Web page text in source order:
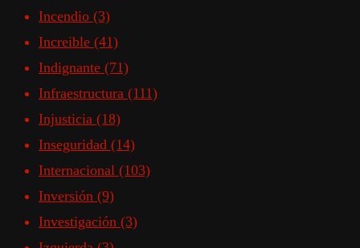
Incendio (3)
Increible (41)
Indignante (71)
Infraestructura (111)
Injusticia (18)
Inseguridad (14)
Internacional (103)
Inversión (9)
Investigación (3)